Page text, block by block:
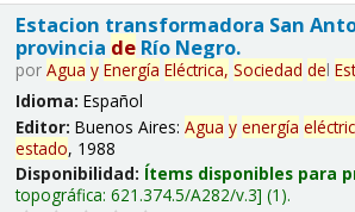
Estacion transformadora San
provincia deRío Negro.
por Agua y Energía Eléctrica, Sociedad del
Idioma: Español
Editor: Buenos Aires: Agua y energía
estado, 1988
Disponibilidad: Ítems disponibles para
topográfica: 621.374.5/A282/v.3 (1).